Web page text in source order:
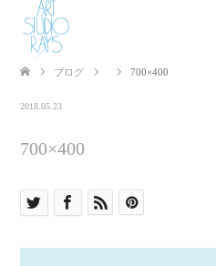
ブログ 700×400
2018.05.23
700×400